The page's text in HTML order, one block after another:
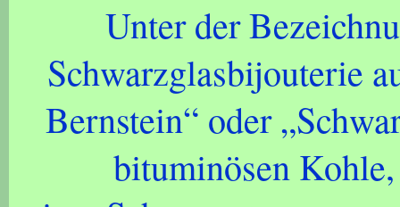
Unter der
Schwarzglasbijouterie
Bernstein“ oder
bituminösen